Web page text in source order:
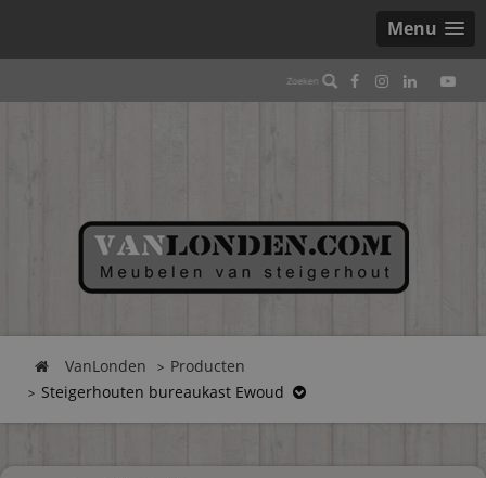
Menu
VanLonden
Producten
Steigerhouten bureaukast Ewoud